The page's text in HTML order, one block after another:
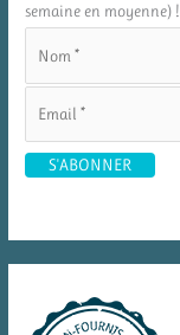
semaine en moyenne) !